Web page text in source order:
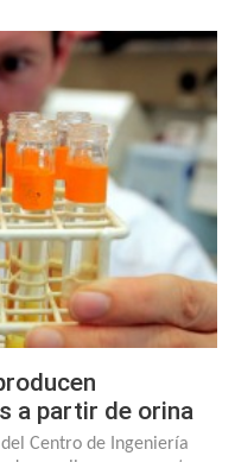
a partir de orina
Centro de Ingeniería